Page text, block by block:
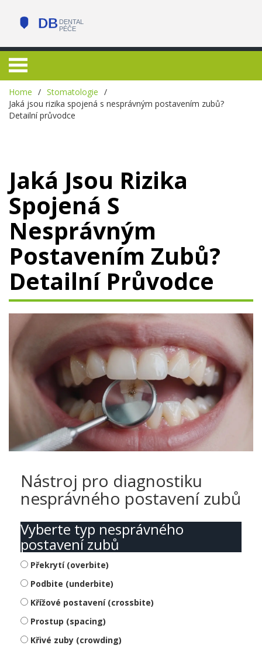
Home
Stomatologie
Jaká jsou rizika spojená s nesprávným postavením zubů?
Detailní průvodce
Jaká Jsou Rizika
Spojená S
Nesprávným
Postavením Zubů?
Detailní Průvodce
Nástroj pro diagnostiku
nesprávného postavení zubů
Vyberte typ nesprávného
postavení zubů
Překrytí (overbite)
Podbite (underbite)
Křížové postavení (crossbite)
Prostup (spacing)
Křivé zuby (crowding)